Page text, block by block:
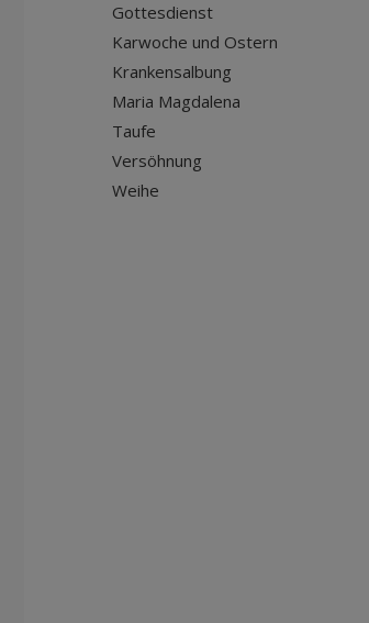
Gottesdienst
Karwoche und Ostern
Krankensalbung
Maria Magdalena
Taufe
Versöhnung
Weihe